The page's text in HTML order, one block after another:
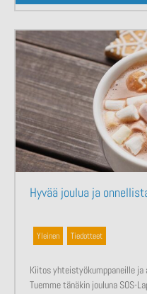
Hyvää joulua ja
Yleinen Tiedotteet
Kiitos yhteistyökumppaneille ja
Tuemme tänäkin jouluna SOS-